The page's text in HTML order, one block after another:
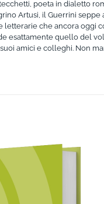
poeta in dialetto
Artusi, il Guerrini
che ancora oggi
esattamente quello del
amici e colleghi. Non